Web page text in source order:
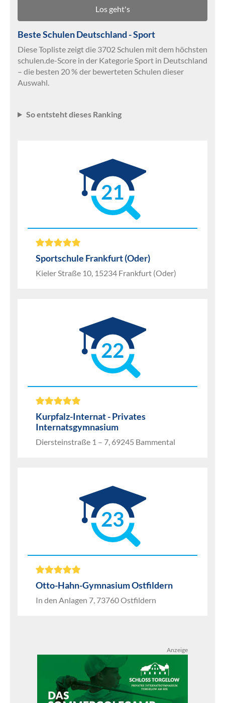
Los geht's
Beste Schulen Deutschland - Sport
Diese Topliste zeigt die 3702 Schulen mit dem höchsten
schulen.de-Score in der Kategorie Sport in Deutschland
– die besten 20 % der bewerteten Schulen dieser
Auswahl.
So entsteht dieses Ranking
21
Sportschule Frankfurt (Oder)
Kieler Straße 10, 15234 Frankfurt (Oder)
22
Kurpfalz-Internat - Privates
Internatsgymnasium
Diersteinstraße 1 – 7, 69245 Bammental
23
Otto-Hahn-Gymnasium Ostfildern
In den Anlagen 7, 73760 Ostfildern
Anzeige